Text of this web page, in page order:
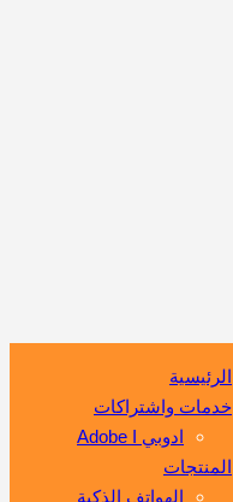
الرئيسية
خدمات واشتراكات
ادوبي Adobe I
المنتجات
الهواتف الذكية